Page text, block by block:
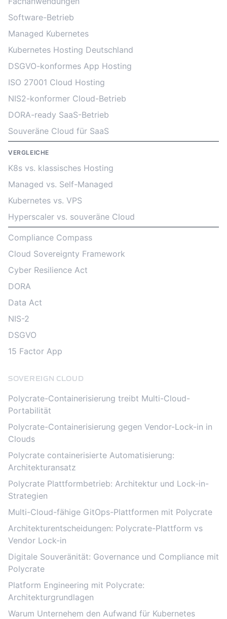
Software-Betrieb
Managed Kubernetes
Kubernetes Hosting Deutschland
DSGVO-konformes App Hosting
ISO 27001 Cloud Hosting
NIS2-konformer Cloud-Betrieb
DORA-ready SaaS-Betrieb
Souveräne Cloud für SaaS
VERGLEICHE
K8s vs. klassisches Hosting
Managed vs. Self-Managed
Kubernetes vs. VPS
Hyperscaler vs. souveräne Cloud
Compliance Compass
Cloud Sovereignty Framework
Cyber Resilience Act
DORA
Data Act
NIS-2
DSGVO
15 Factor App
SOVEREIGN CLOUD
Polycrate-Containerisierung treibt Multi-Cloud-
Portabilität
Polycrate-Containerisierung gegen Vendor-Lock-in in
Clouds
Polycrate containerisierte Automatisierung:
Architekturansatz
Polycrate Plattformbetrieb: Architektur und Lock-in-
Strategien
Multi-Cloud-fähige GitOps-Plattformen mit Polycrate
Architekturentscheidungen: Polycrate-Plattform vs
Vendor Lock-in
Digitale Souveränität: Governance und Compliance mit
Polycrate
Platform Engineering mit Polycrate:
Architekturgrundlagen
Warum Unternehem den Aufwand für Kubernetes